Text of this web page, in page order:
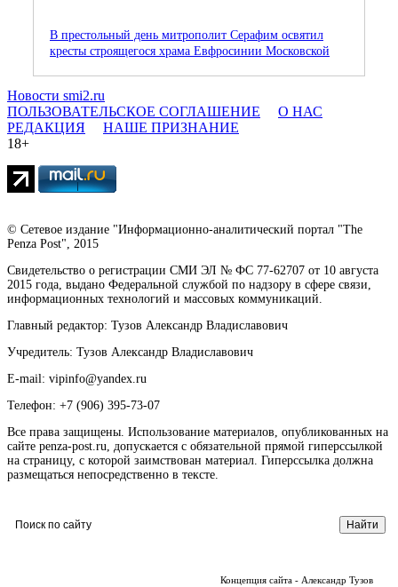
В престольный день митрополит Серафим освятил
кресты строящегося храма Евфросинии Московской
Новости smi2.ru
ПОЛЬЗОВАТЕЛЬСКОЕ СОГЛАШЕНИЕ
О НАС
РЕДАКЦИЯ
НАШЕ ПРИЗНАНИЕ
18+
© Сетевое издание "Информационно-аналитический портал "The
Penza Post", 2015
Свидетельство о регистрации СМИ ЭЛ № ФС 77-62707 от 10 августа
2015 года, выдано Федеральной службой по надзору в сфере связи,
информационных технологий и массовых коммуникаций.
Главный редактор: Тузов Александр Владиславович
Учредитель: Тузов Александр Владиславович
E-mail: vipinfo@yandex.ru
Телефон: +7 (906) 395-73-07
Все права защищены. Использование материалов, опубликованных на
сайте penza-post.ru, допускается с обязательной прямой гиперссылкой
на страницу, с которой заимствован материал. Гиперссылка должна
размещаться непосредственно в тексте.
Концепция сайта - Александр Тузов